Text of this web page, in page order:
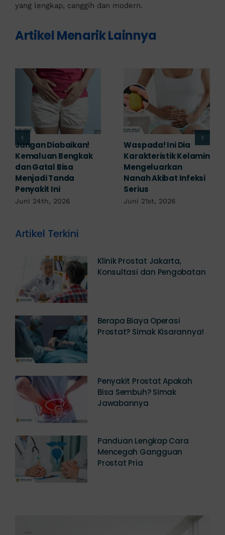
yang lengkap, canggih dan modern.
Artikel Menarik Lainnya
Waspada! Ini Dia
Karakteristik Kelamin
Mengeluarkan
Nanah Akibat Infeksi
Serius
Juni 21st, 2026
Banyak yang
Mengabaikan,
Padahal Habis
Berhubungan
Kemaluan Gatal Bisa
Jadi Tanda IMS!
Artikel Terkini
Klinik Prostat Jakarta,
Konsultasi dan Pengobatan
Berapa Biaya Operasi
Prostat? Simak Kisarannya!
Penyakit Prostat Apakah
Bisa Sembuh? Simak
Jawabannya
Panduan Lengkap Cara
Mencegah Gangguan
Prostat Pria